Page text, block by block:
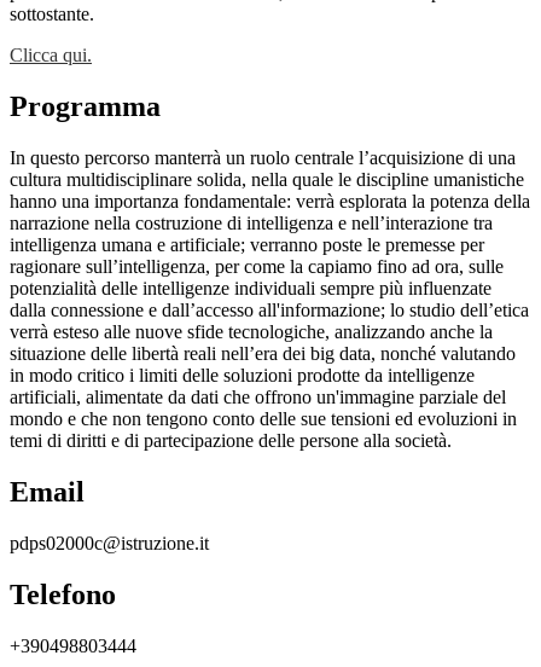
sottostante.
Clicca qui.
Programma
In questo percorso manterrà un ruolo centrale l’acquisizione di una
cultura multidisciplinare solida, nella quale le discipline umanistiche
hanno una importanza fondamentale: verrà esplorata la potenza della
narrazione nella costruzione di intelligenza e nell’interazione tra
intelligenza umana e artificiale; verranno poste le premesse per
ragionare sull’intelligenza, per come la capiamo fino ad ora, sulle
potenzialità delle intelligenze individuali sempre più influenzate
dalla connessione e dall’accesso all'informazione; lo studio dell’etica
verrà esteso alle nuove sfide tecnologiche, analizzando anche la
situazione delle libertà reali nell’era dei big data, nonché valutando
in modo critico i limiti delle soluzioni prodotte da intelligenze
artificiali, alimentate da dati che offrono un'immagine parziale del
mondo e che non tengono conto delle sue tensioni ed evoluzioni in
temi di diritti e di partecipazione delle persone alla società.
Email
pdps02000c@istruzione.it
Telefono
+390498803444